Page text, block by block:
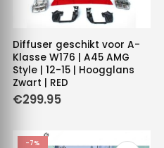
Diffuser geschikt voor A-
Klasse W176 | A45 AMG
Style | 12-15 | Hoogglans
Zwart | RED
€299.95
-7%